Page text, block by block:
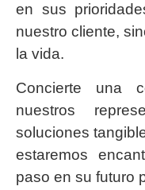
en sus
nuestro cliente,
la vida.
Concierte una
nuestros
soluciones
estaremos
paso en su futuro